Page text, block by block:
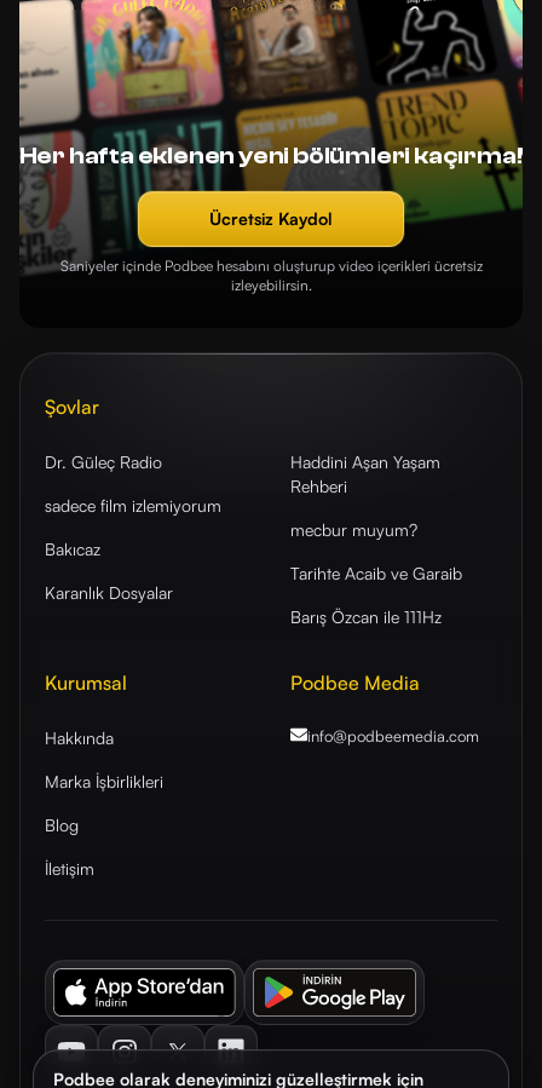
Podbee olarak deneyiminizi güzelleştirmek için
Her hafta eklenen yeni bölümleri kaçırma!
Ücretsiz Kaydol
Saniyeler içinde Podbee hesabını oluşturup video içerikleri ücretsiz
izleyebilirsin.
Şovlar
Dr. Güleç Radio
sadece film izlemiyorum
Bakıcaz
Karanlık Dosyalar
Haddini Aşan Yaşam
Rehberi
mecbur muyum?
Tarihte Acaib ve Garaib
Barış Özcan ile 111Hz
Kurumsal
Hakkında
Marka İşbirlikleri
Blog
İletişim
Podbee Media
info@podbeemedia.com